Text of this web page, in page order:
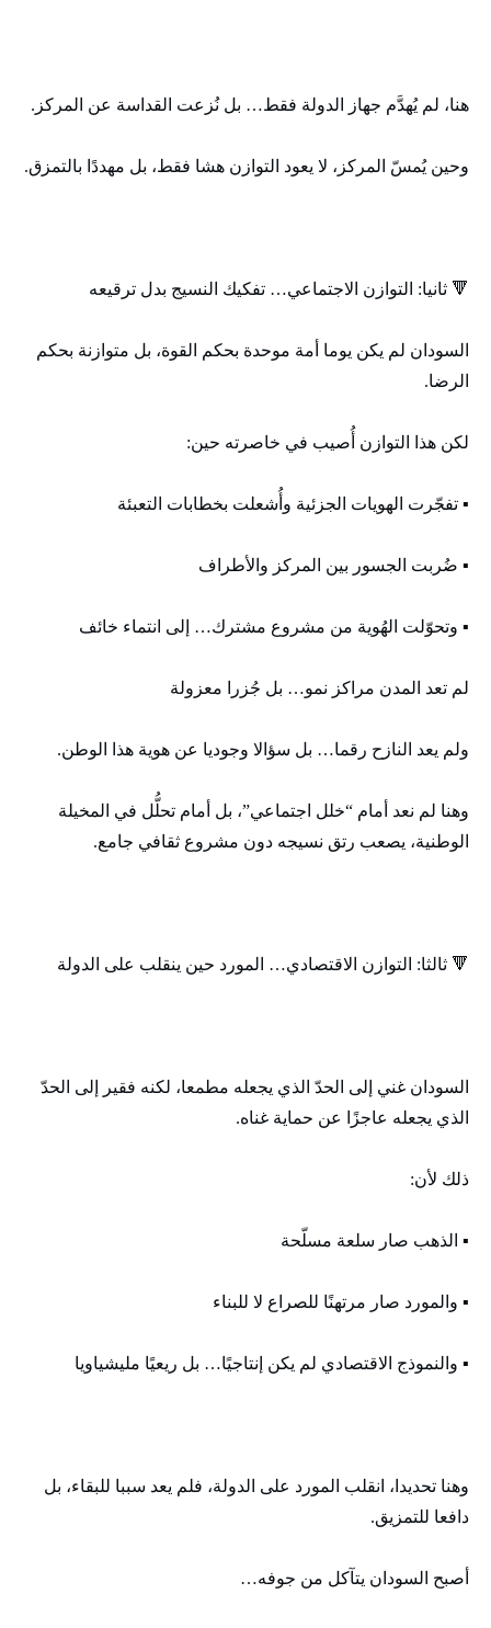
هنا، لم يُهدَّم جهاز الدولة فقط… بل نُزعت القداسة عن المركز.
وحين يُمسّ المركز، لا يعود التوازن هشا فقط، بل مهددًا بالتمزق.
🔻 ثانيا: التوازن الاجتماعي… تفكيك النسيج بدل ترقيعه
السودان لم يكن يوما أمة موحدة بحكم القوة، بل متوازنة بحكم
الرضا.
لكن هذا التوازن أُصيب في خاصرته حين:
▪️ تفجّرت الهويات الجزئية وأُشعلت بخطابات التعبئة
▪️ ضُربت الجسور بين المركز والأطراف
▪️ وتحوّلت الهُوية من مشروع مشترك… إلى انتماء خائف
لم تعد المدن مراكز نمو… بل جُزرا معزولة
ولم يعد النازح رقما… بل سؤالا وجوديا عن هوية هذا الوطن.
وهنا لم نعد أمام “خلل اجتماعي”، بل أمام تحلُّل في المخيلة
الوطنية، يصعب رتق نسيجه دون مشروع ثقافي جامع.
🔻 ثالثا: التوازن الاقتصادي… المورد حين ينقلب على الدولة
السودان غني إلى الحدّ الذي يجعله مطمعا، لكنه فقير إلى الحدّ
الذي يجعله عاجزًا عن حماية غناه.
ذلك لأن:
▪️ الذهب صار سلعة مسلّحة
▪️ والمورد صار مرتهنًا للصراع لا للبناء
▪️ والنموذج الاقتصادي لم يكن إنتاجيًا… بل ريعيًا مليشياويا
وهنا تحديدا، انقلب المورد على الدولة، فلم يعد سببا للبقاء، بل
دافعا للتمزيق.
أصبح السودان يتآكل من جوفه…